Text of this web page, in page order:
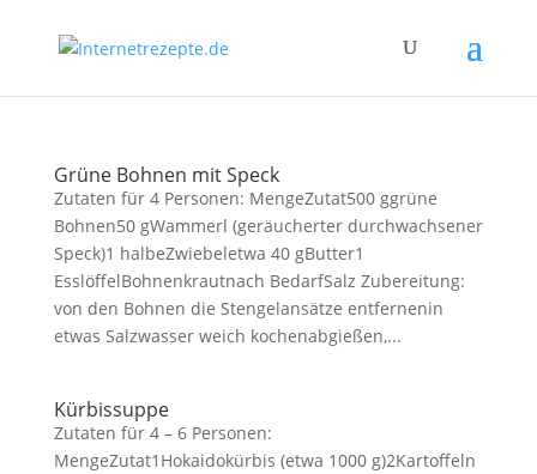
Grüne Bohnen mit Speck
Zutaten für 4 Personen: MengeZutat500 ggrüne
Bohnen50 gWammerl (geräucherter durchwachsener
Speck)1 halbeZwiebeletwa 40 gButter1
EsslöffelBohnenkrautnach BedarfSalz Zubereitung:
von den Bohnen die Stengelansätze entfernenin
etwas Salzwasser weich kochenabgießen,...
Kürbissuppe
Zutaten für 4 – 6 Personen:
MengeZutat1Hokaidokürbis (etwa 1000 g)2Kartoffeln